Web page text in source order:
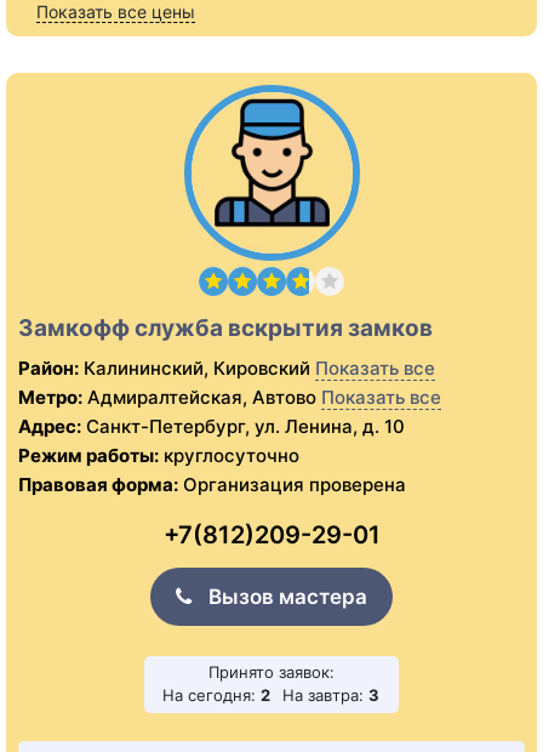
Показать все цены
Замкофф служба вскрытия замков
Район: Калининский, Кировский Показать все
Метро: Адмиралтейская, Автово Показать все
Адрес: Санкт-Петербург, ул. Ленина, д. 10
Режим работы: круглосуточно
Правовая форма: Организация проверена
+7(812)209-29-01
Вызов мастера
Принято заявок:
На сегодня: 2 На завтра: 3